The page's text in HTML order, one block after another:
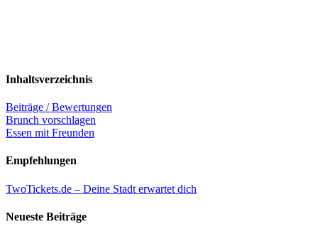
Inhaltsverzeichnis
Beiträge / Bewertungen
Brunch vorschlagen
Essen mit Freunden
Empfehlungen
TwoTickets.de – Deine Stadt erwartet dich
Neueste Beiträge